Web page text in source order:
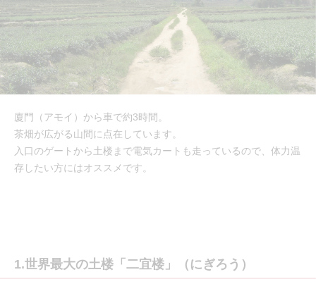
廈門（アモイ）から車で約3時間。
茶畑が広がる山間に点在しています。
入口のゲートから土楼まで電気カートも走っているので、体力温
存したい方にはオススメです。
1.世界最大の土楼「二宜楼」（にぎろう）